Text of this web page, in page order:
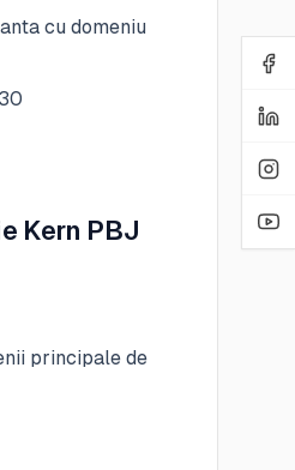
cu domeniu
Kern PBJ
principale de